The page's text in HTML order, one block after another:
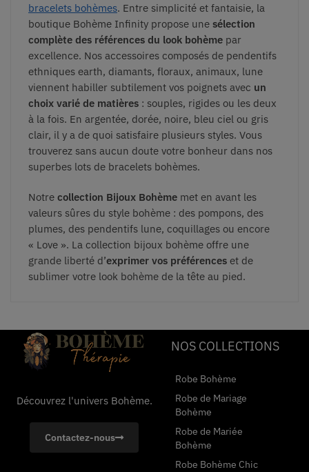
bracelets bohèmes. Entre simplicité et fantaisie, la
boutique Bohème Infinity propose une sélection
complète des références du look bohème par
excellence. Nos accessoires composés de pendentifs
ethniques earth, diamants, floraux, animaux, lune
viennent habiller subtilement vos poignets avec un
choix varié de matières : souples, rigides ou les deux
à la fois. En argentée, dorée, noire, bleu ciel ou gris
clair, il y a de quoi satisfaire plusieurs styles. Vous
trouverez sans aucun doute votre bonheur dans nos
superbes lots de bracelets bohèmes.
Notre collection Bijoux Bohème met en avant les
valeurs sûres du style bohème : des pompons, des
plumes, des pendentifs lune, coquillages ou encore
« Love ». La collection bijoux bohème offre une
grande liberté d’exprimer vos préférences et de
sublimer votre look bohème de la tête au pied.
Découvrez l'univers Bohème.
Contactez-nous
NOS COLLECTIONS
Robe Bohème
Robe de Mariage
Bohème
Robe de Mariée
Bohème
Robe Bohème Chic